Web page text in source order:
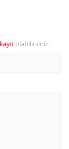
kayıt olabilirsiniz.